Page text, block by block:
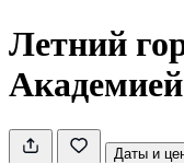
Летний
Даты и